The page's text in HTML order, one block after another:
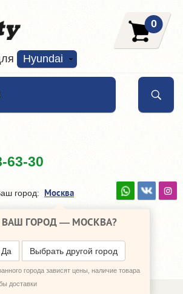
Hyundai
0
63-30
город: Москва
ВАШ ГОРОД — МОСКВА?
Да Выбрать другой город
города зависят цены, наличие товара
доставки
Hyundai ix35